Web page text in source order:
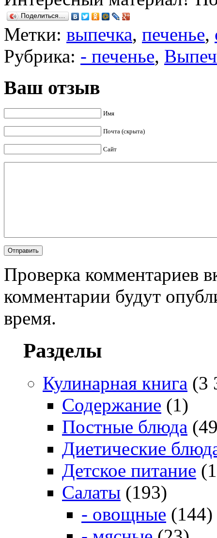
Поделиться…
Метки: выпечка, печенье,
Рубрика: - печенье,
Ваш отзыв
Имя
Почта (скрыта)
Сайт
Проверка комментариев
комментарии будут
время.
Разделы
Кулинарная книга (3
Содержание (1)
Постные блюда
Диетические
Детское питание
Салаты (193)
- овощные (144)